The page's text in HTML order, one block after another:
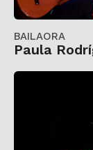
BAILAORA
Paula